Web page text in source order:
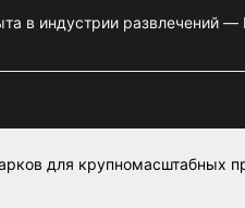
в индустрии развлечений —
для крупномасштабных